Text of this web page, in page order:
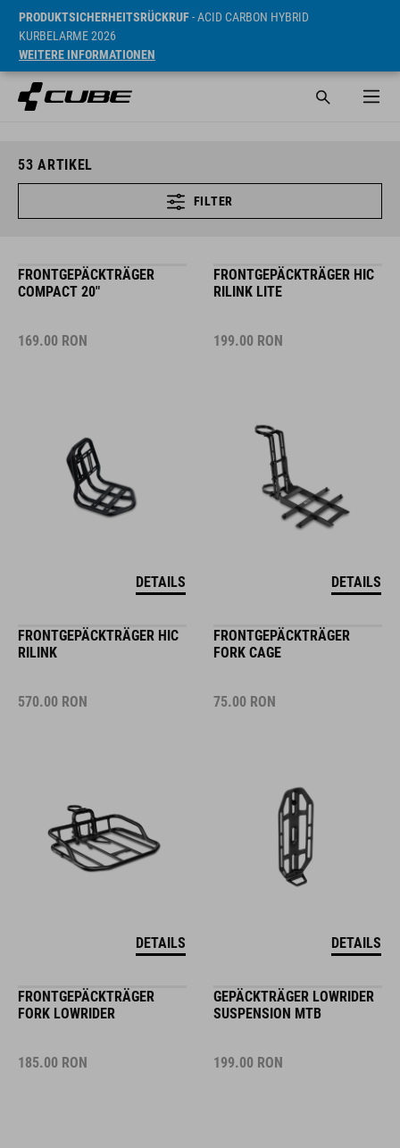
PRODUKTSICHERHEITSRÜCKRUF- ACID CARBON HYBRID
KURBELARME 2026
WEITERE INFORMATIONEN
53 ARTIKEL
FILTER
FRONTGEPÄCKTRÄGER
COMPACT 20"
169.00 RON
DETAILS
FRONTGEPÄCKTRÄGER HIC
RILINK LITE
199.00 RON
DETAILS
FRONTGEPÄCKTRÄGER HIC
RILINK
570.00 RON
DETAILS
FRONTGEPÄCKTRÄGER
FORK CAGE
75.00 RON
DETAILS
FRONTGEPÄCKTRÄGER
FORK LOWRIDER
185.00 RON
GEPÄCKTRÄGER LOWRIDER
SUSPENSION MTB
199.00 RON